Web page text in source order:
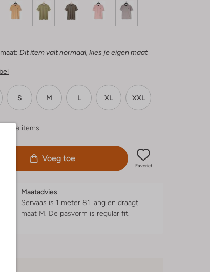
Dit item valt normaal, kies je eigen maat
S M L XL XXL
items
Voeg toe
Favoriet
Maatadvies
Servaas is 1 meter 81 lang en draagt
maat M. De pasvorm is regular fit.